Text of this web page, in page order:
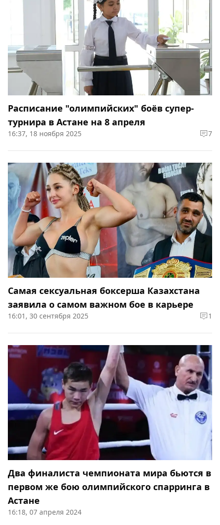
Расписание "олимпийских" боёв супер-
турнира в Астане на 8 апреля
16:37, 18 ноября 2025 7
Самая сексуальная боксерша Казахстана
заявила о самом важном бое в карьере
16:01, 30 сентября 2025 1
Два финалиста чемпионата мира бьются в
первом же бою олимпийского спарринга в
Астане
16:18, 07 апреля 2024